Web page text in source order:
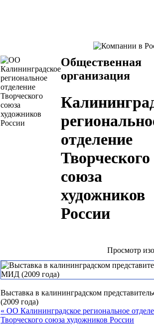
Общественная
организация
отделение
Творческого
союза
художников
России
Просмотр
Выставка в калининградском
(2009 года)
« ОО Калининградское региональное
Творческого союза художников России